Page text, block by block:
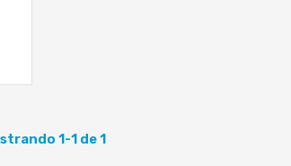
1-1 de 1